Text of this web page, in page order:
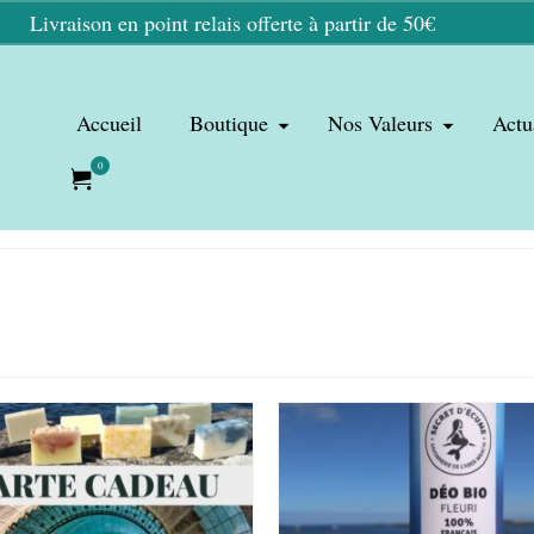
Livraison en point relais offerte à partir de 50€
Accueil Boutique Nos Valeurs
0